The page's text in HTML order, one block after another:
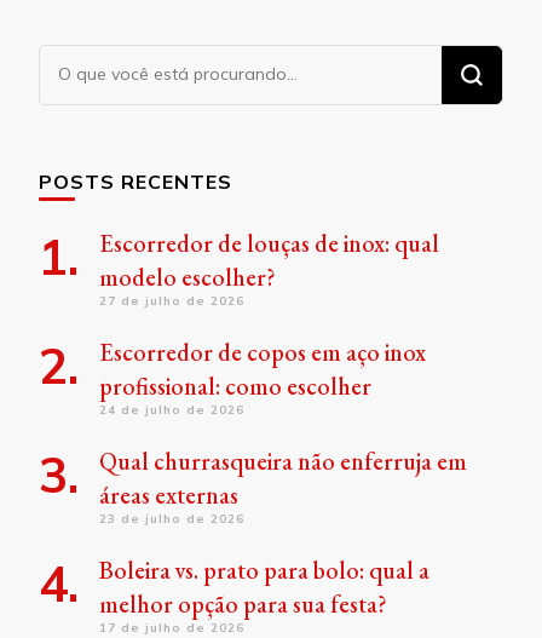
Procurando
algo?
POSTS RECENTES
Escorredor de louças de inox: qual
modelo escolher?
27 de julho de 2026
Escorredor de copos em aço inox
profissional: como escolher
24 de julho de 2026
Qual churrasqueira não enferruja em
áreas externas
23 de julho de 2026
Boleira vs. prato para bolo: qual a
melhor opção para sua festa?
17 de julho de 2026